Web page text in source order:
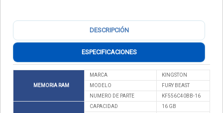
DESCRIPCIÓN
ESPECIFICACIONES
MEMORIA RAM
MARCA
KINGSTON
MODELO
FURY BEAST
NUMERO DE PARTE
KF556C40BB-16
CAPACIDAD
16 GB